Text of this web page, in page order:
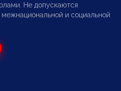
Не допускаются
и социальной